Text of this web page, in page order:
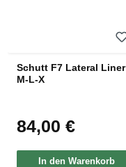
Schutt F7 Lateral Liner
M-L-X
Regulärer Preis:
84,00 €
In den Warenkorb